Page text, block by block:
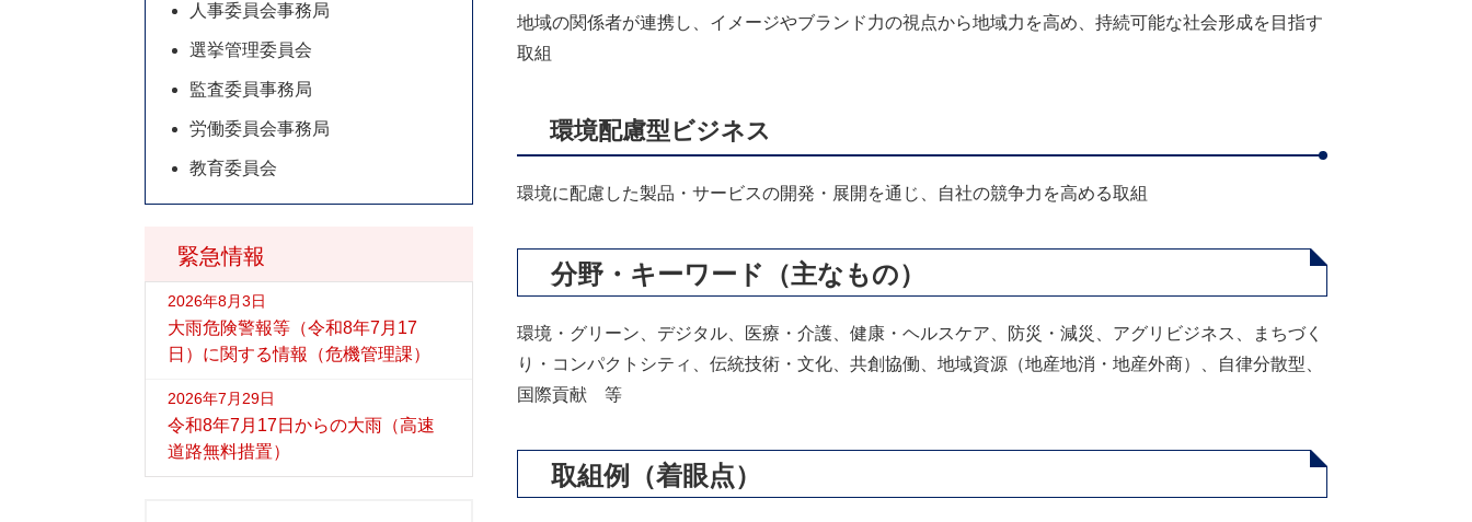
地域の関係者が連携し、イメージやブランド力の視点から地域力を高め、持続可能な社会形成を目指す
取組
環境配慮型ビジネス
環境に配慮した製品・サービスの開発・展開を通じ、自社の競争力を高める取組
分野・キーワード（主なもの）
環境・グリーン、デジタル、医療・介護、健康・ヘルスケア、防災・減災、アグリビジネス、まちづく
り・コンパクトシティ、伝統技術・文化、共創協働、地域資源（地産地消・地産外商）、自律分散型、
国際貢献 等
取組例（着眼点）
緊急情報
2026年8月3日
大雨危険警報等（令和8年7月17
日）に関する情報（危機管理課）
2026年7月29日
令和8年7月17日からの大雨（高速
道路無料措置）
人事委員会事務局
選挙管理委員会
監査委員事務局
労働委員会事務局
教育委員会